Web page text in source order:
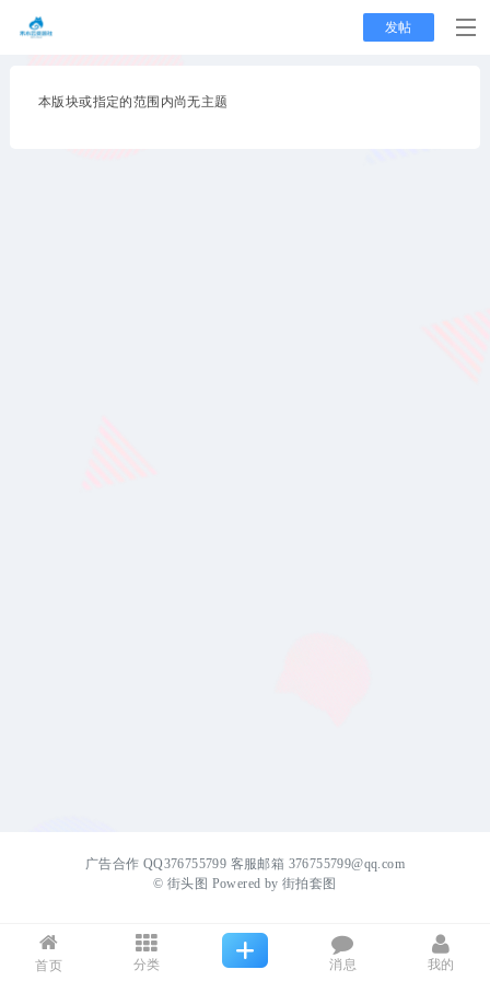
发帖
本版块或指定的范围内尚无主题
首页 分类 消息 我的
广告合作 QQ376755799 客服邮箱 376755799@qq.com
©街头图 Powered by街拍套图